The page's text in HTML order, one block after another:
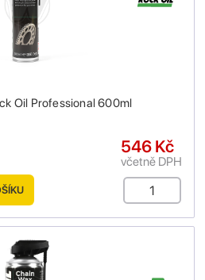
Oil Professional 600ml
546 Kč
včetně DPH